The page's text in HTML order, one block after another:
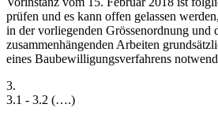
prüfen und es kann offen gelassen
in der vorliegenden Grössenordnung und
zusammenhängenden Arbeiten
eines Baubewilligungsverfahrens
3.
3.1 - 3.2 (….)